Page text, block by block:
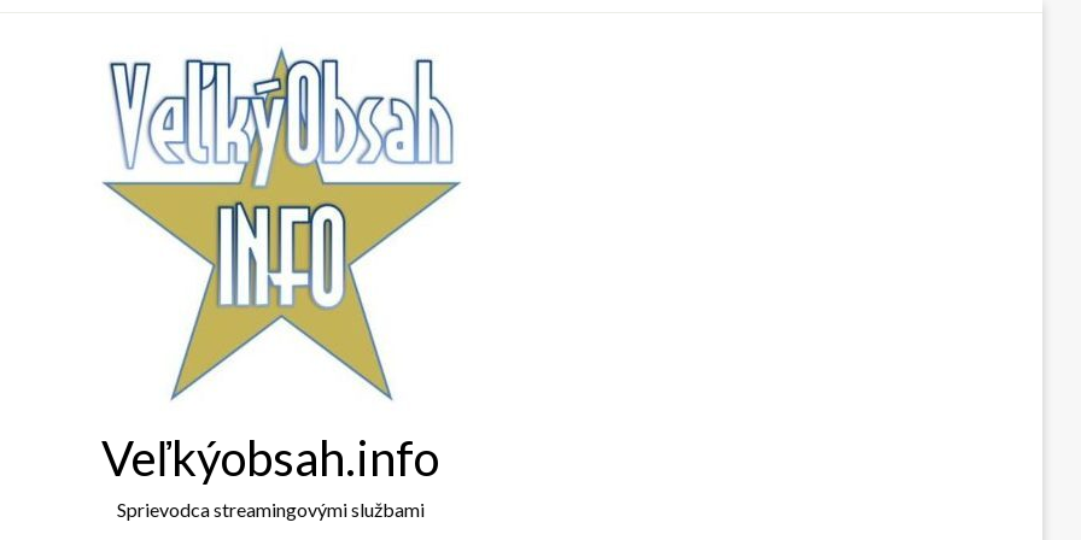
Veľkýobsah.info
Sprievodca streamingovými službami